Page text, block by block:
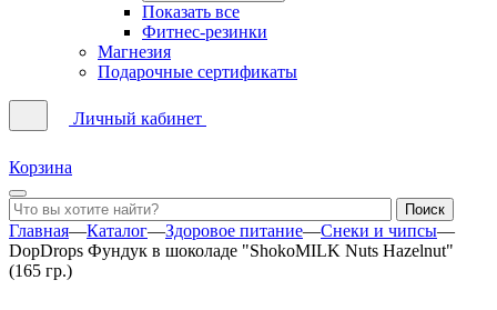
Показать все
Фитнес-резинки
Магнезия
Подарочные сертификаты
Личный кабинет
Корзина
Главная—Каталог—Здоровое питание—Снеки и чипсы—
DopDrops Фундук в шоколаде "ShokoMILK Nuts Hazelnut"
(165 гр.)